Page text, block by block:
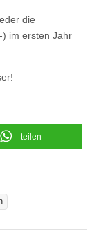
die
) im ersten Jahr
teilen